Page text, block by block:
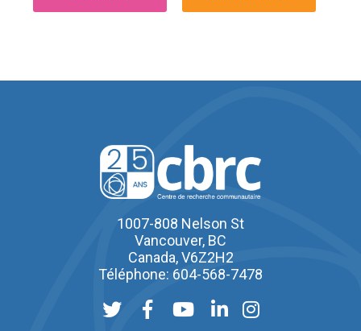
1007-808 Nelson St
Vancouver, BC
Canada, V6Z2H2
Téléphone: 604-568-7478